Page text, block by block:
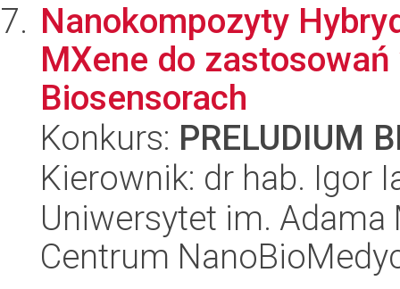
Nanokompozyty
MXene do
Biosensorach
Konkurs: PRELUDIUM
Kierownik: dr hab. Igor
Uniwersytet im.
Centrum